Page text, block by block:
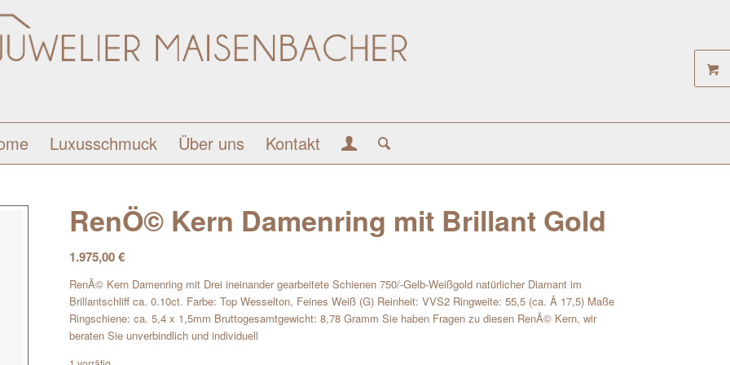
Luxusschmuck Über uns Kontakt
RenÖ© Kern Damenring mit Brillant Gold
1.975,00€
RenÃ© Kern Damenring mit Drei ineinander gearbeitete Schienen 750/-Gelb-Weißgold natürlicher Diamant im
Brillantschliff ca. 0.10ct. Farbe: Top Wesselton, Feines Weiß (G) Reinheit: VVS2 Ringweite: 55,5 (ca. Ã 17,5) Maße
Ringschiene: ca. 5,4 x 1,5mm Bruttogesamtgewicht: 8,78 Gramm Sie haben Fragen zu diesen RenÃ© Kern, wir
beraten Sie unverbindlich und individuell